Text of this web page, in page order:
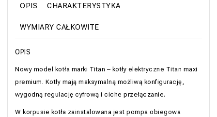
OPIS CHARAKTERYSTYKA
WYMIARY CAŁKOWITE
OPIS
Nowy model kotła marki Titan – kotły elektryczne Titan maxi
premium. Kotły mają maksymalną możliwą konfigurację,
wygodną regulację cyfrową i ciche przełączanie.
W korpusie kotła zainstalowana jest pompa obiegowa